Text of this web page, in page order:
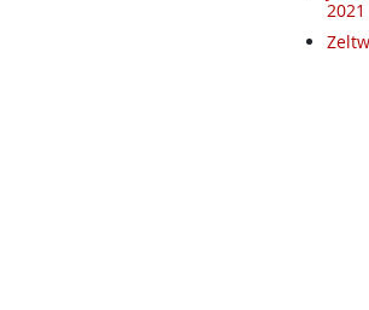
2021